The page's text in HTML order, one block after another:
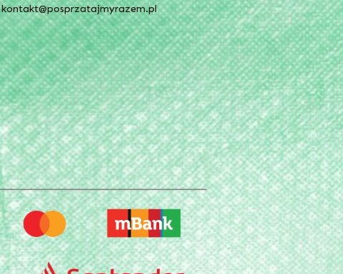
kontakt@posprzatajmyrazem.pl